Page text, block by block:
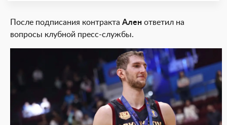
После подписания контракта Ален ответил на
вопросы клубной пресс-службы.